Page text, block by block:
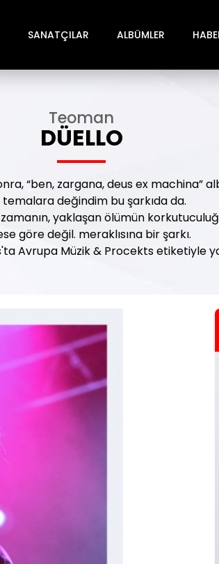
SANATÇILAR ALBÜMLER
Teoman
DÜELLO
“ben, zargana, deus ex machina”
temalara değindim bu şarkıda da.
yaklaşan ölümün
göre değil. meraklısına bir şarkı.
Avrupa Müzik & Procekts etiketiyle